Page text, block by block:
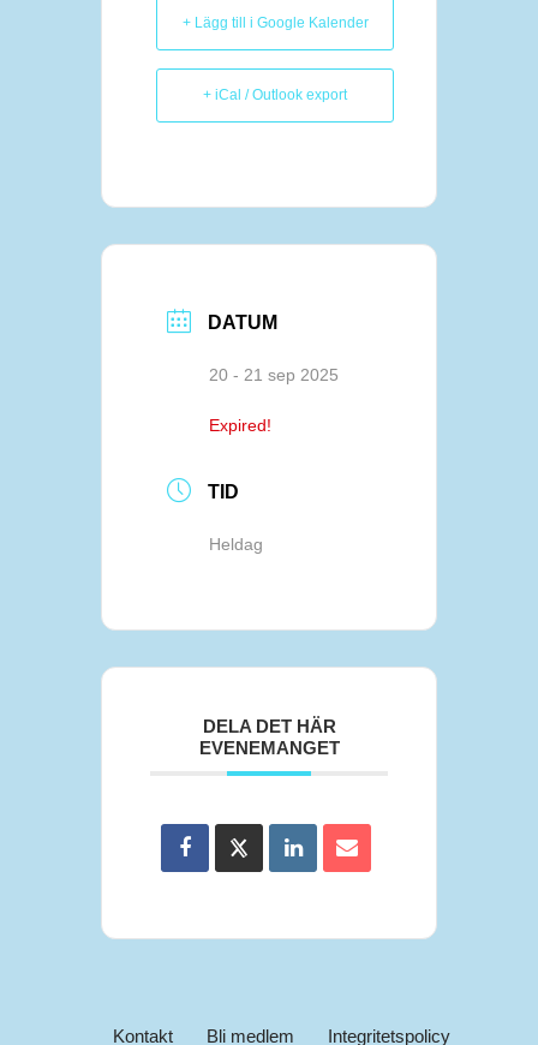
+ Lägg till i Google Kalender
+ iCal / Outlook export
DATUM
20 - 21 sep 2025
Expired!
TID
Heldag
DELA DET HÄR
EVENEMANGET
Kontakt Bli medlem Integritetspolicy